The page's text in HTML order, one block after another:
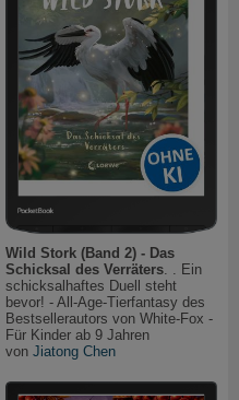
Wild Stork (Band 2) - Das
Schicksal des Verräters. . Ein
schicksalhaftes Duell steht
bevor! - All-Age-Tierfantasy des
Bestsellerautors von White-Fox -
Für Kinder ab 9 Jahren
von Jiatong Chen